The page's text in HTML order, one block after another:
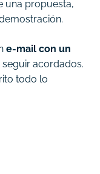
una propuesta,
e-mail con un
acordados.
todo lo